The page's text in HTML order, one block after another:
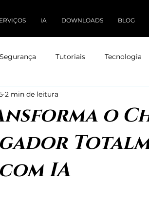
IA DOWNLOADS BLOG
Segurança Tutoriais Tecnologia
o
IA
2 min de leitura